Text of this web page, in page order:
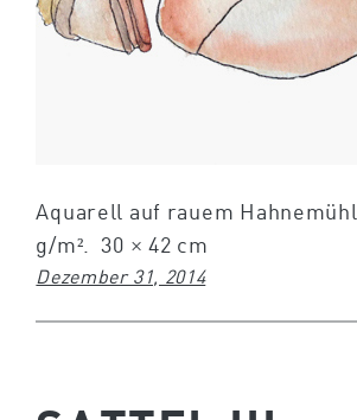
Aquarell auf rauem
g/m². 30 × 42 cm
Dezember 31, 2014